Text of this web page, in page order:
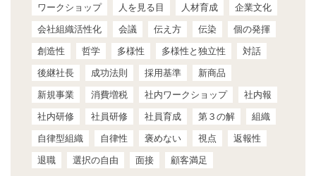
ワークショップ
人を見る目 人材育成
企業文化
会社組織活性化
会議 伝え方 伝染
個の発揮
創造性
哲学 多様性 多様性と独立性
対話
後継社長
成功法則 採用基準
新商品
新規事業
消費増税 社内ワークショップ
社内報
社内研修
社員研修 社員育成 第３の解
組織
自律型組織
自律性 褒めない 視点
返報性
退職
選択の自由 面接 顧客満足